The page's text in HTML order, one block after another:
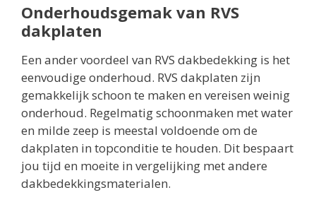
Onderhoudsgemak van RVS
dakplaten
Een ander voordeel van RVS dakbedekking is het
eenvoudige onderhoud. RVS dakplaten zijn
gemakkelijk schoon te maken en vereisen weinig
onderhoud. Regelmatig schoonmaken met water
en milde zeep is meestal voldoende om de
dakplaten in topconditie te houden. Dit bespaart
jou tijd en moeite in vergelijking met andere
dakbedekkingsmaterialen.